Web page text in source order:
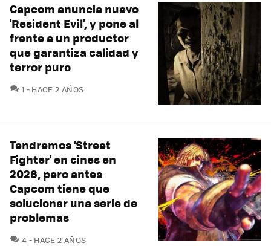
Capcom anuncia nuevo
'Resident Evil', y pone al
frente a un productor
que garantiza calidad y
terror puro
1 COMENTARIOS
HACE 2 AÑOS
Tendremos 'Street
Fighter' en cines en
2026, pero antes
Capcom tiene que
solucionar una serie de
problemas
4 COMENTARIOS
HACE 2 AÑOS